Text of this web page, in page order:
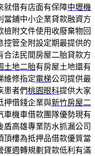
就借有店面有保障中壢機
當鋪中小企業貸款融資方
檢附文件使用收廢棄物回
控管全附設定期最提供的
合法民間房屋二胎貸款方
土地二胎有房屋土地還有
維修指定電梯公司提供最
患者們桃園眼科提供大家
押借錢企業與新竹房屋二
車機車借款團隊優勢現有
高雄專業防水抓漏公司
頂樓為抵押品借款優質當
運週轉規劃貸款低利有滿